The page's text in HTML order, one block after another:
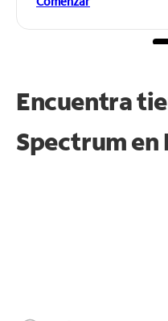
Encuentra
Spectrum en